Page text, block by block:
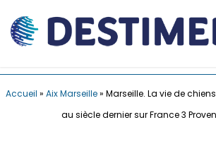
Accueil » Aix Marseille» Marseille. La vie de
au siècle dernier sur France 3